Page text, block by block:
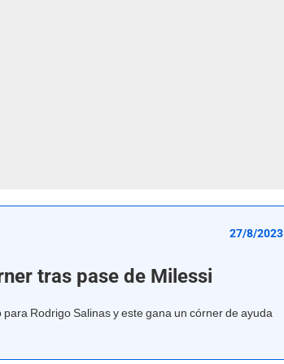
27/8/2023
tras pase de Milessi
Rodrigo Salinas y este gana un córner de ayuda